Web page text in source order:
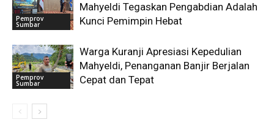
Pemprov
Sumbar
Mahyeldi Tegaskan Pengabdian Adalah
Kunci Pemimpin Hebat
Pemprov
Sumbar
Warga Kuranji Apresiasi Kepedulian
Mahyeldi, Penanganan Banjir Berjalan
Cepat dan Tepat